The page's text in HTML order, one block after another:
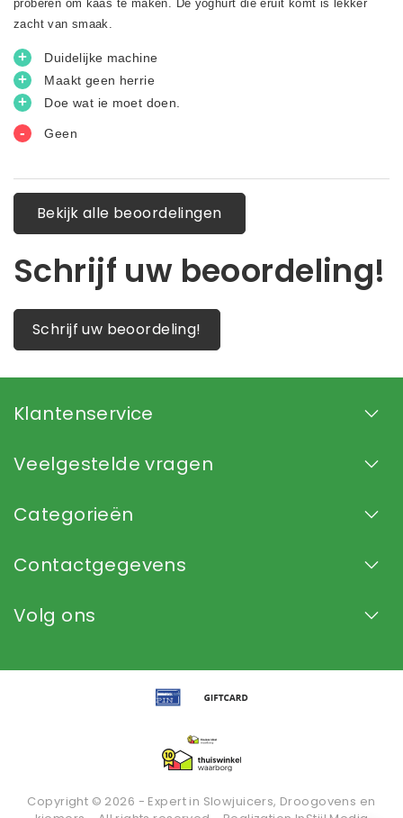
Bekijk alle beoordelingen
Schrijf uw beoordeling!
Schrijf uw beoordeling!
Klantenservice
Veelgestelde vragen
Categorieën
Contactgegevens
Volg ons
Copyright © 2026 - Expert in Slowjuicers, Droogovens en